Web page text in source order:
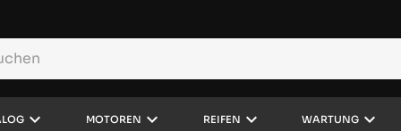
keyboard_arrow_down MOTOREN keyboard_arrow_down REIFEN keyboard_arrow_down WARTUNG keyboard_arrow_down